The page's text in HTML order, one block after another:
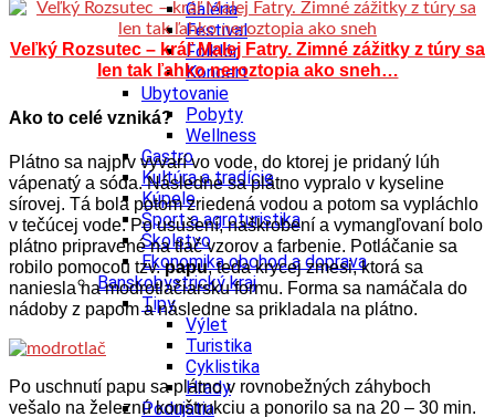
Galéria
Festival
Folklór
Koncert
Ubytovanie
Pobyty
Wellness
Gastro
Kultúra a tradície
Kúpele
Šport a agroturistika
Školstvo
Ekonomika obchod a doprava
Banskobystrický kraj
Tipy
Výlet
Turistika
Cyklistika
Hrady
Podujatia
Veľký Rozsutec – kráľ Malej Fatry. Zimné zážitky z túry sa
len tak ľahko neroztopia ako sneh…
Ako to celé vzniká?
Plátno sa najprv vyvarí vo vode, do ktorej je pridaný lúh
vápenatý a sóda. Následne sa plátno vypralo v kyseline
sírovej. Tá bola potom zriedená vodou a potom sa vypláchlo
v tečúcej vode. Po usušení, naškrobení a vymangľovaní bolo
plátno pripravené na tlač vzorov a farbenie. Potláčanie sa
robilo pomocou tzv.papu, teda krycej zmesi, ktorá sa
naniesla na modrotlačiarsku formu. Forma sa namáčala do
nádoby z papom a následne sa prikladala na plátno.
Po uschnutí papu sa plátno v rovnobežných záhyboch
vešalo na železnú konštrukciu a ponorilo sa na 20 – 30 min.